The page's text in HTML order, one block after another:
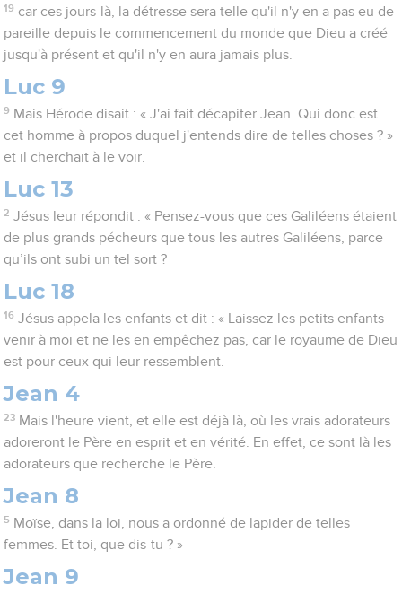
19 car ces jours-là, la détresse sera telle qu'il n'y en a pas eu de
pareille depuis le commencement du monde que Dieu a créé
jusqu'à présent et qu'il n'y en aura jamais plus.
Luc 9
9 Mais Hérode disait : « J'ai fait décapiter Jean. Qui donc est
cet homme à propos duquel j'entends dire de telles choses ? »
et il cherchait à le voir.
Luc 13
2 Jésus leur répondit : « Pensez-vous que ces Galiléens étaient
de plus grands pécheurs que tous les autres Galiléens, parce
qu’ils ont subi un tel sort ?
Luc 18
16 Jésus appela les enfants et dit : « Laissez les petits enfants
venir à moi et ne les en empêchez pas, car le royaume de Dieu
est pour ceux qui leur ressemblent.
Jean 4
23 Mais l'heure vient, et elle est déjà là, où les vrais adorateurs
adoreront le Père en esprit et en vérité. En effet, ce sont là les
adorateurs que recherche le Père.
Jean 8
5 Moïse, dans la loi, nous a ordonné de lapider de telles
femmes. Et toi, que dis-tu ? »
Jean 9